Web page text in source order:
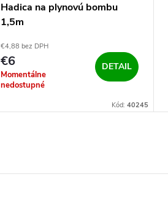
Hadica na plynovú bombu
1,5m
€4,88 bez DPH
€6
Momentálne
nedostupné
DETAIL
Kód: 40245